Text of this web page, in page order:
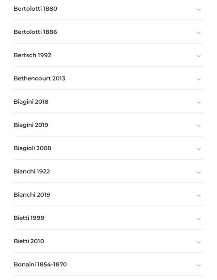
Bertolotti 1880
Bertolotti 1886
Bertsch 1992
Bethencourt 2013
Biagini 2018
Biagini 2019
Biagioli 2008
Bianchi 1922
Bianchi 2019
Bietti 1999
Bietti 2010
Bonaini 1854-1870